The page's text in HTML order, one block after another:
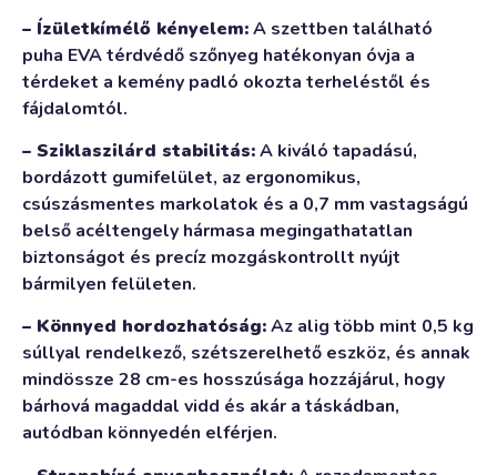
– Ízületkímélő kényelem:A szettben található
puha EVA térdvédő szőnyeg hatékonyan óvja a
térdeket a kemény padló okozta terheléstől és
fájdalomtól.
– Sziklaszilárd stabilitás:A kiváló tapadású,
bordázott gumifelület, az ergonomikus,
csúszásmentes markolatok és a 0,7 mm vastagságú
belső acéltengely hármasa megingathatatlan
biztonságot és precíz mozgáskontrollt nyújt
bármilyen felületen.
– Könnyed hordozhatóság:Az alig több mint 0,5 kg
súllyal rendelkező, szétszerelhető eszköz, és annak
mindössze 28 cm-es hosszúsága hozzájárul, hogy
bárhová magaddal vidd és akár a táskádban,
autódban könnyedén elférjen.